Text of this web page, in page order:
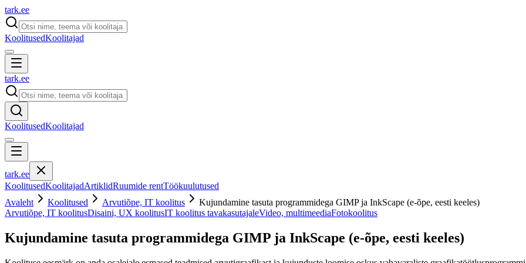
tark.ee
KoolitusedKoolitajad
tark.ee
KoolitusedKoolitajad
tark.ee
KoolitusedKoolitajadArtiklidRuumide rentTöökuulutused
Avaleht
Koolitused Arvutiõpe, IT koolitus
Kujundamine tasuta programmidega GIMP ja InkScape (e-õpe, eesti keeles)
Arvutiõpe, IT koolitusDisaini, UX koolitusIT koolitus tavakasutajaleVideo, multimeediaFotokoolitus
Kujundamine tasuta programmidega GIMP ja InkScape (e-õpe, eesti keeles)